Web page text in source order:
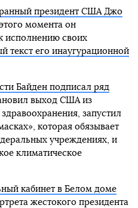
президент США Джо
момента он
исполнению своих
текст его инаугурационной
Байден подписал ряд
выход США из
запустил
которая обязывает
учреждениях, и
климатическое
кабинет в Белом доме
жестокого президента